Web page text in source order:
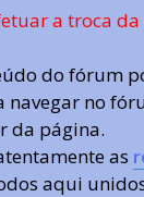
a troca
do fórum
navegar no
da página.
as
aqui